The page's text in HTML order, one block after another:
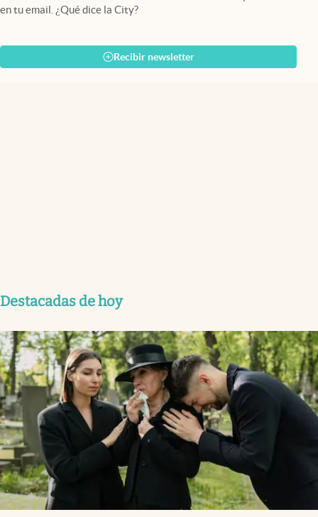
en tu email. ¿Qué dice la City?
Recibir newsletter
Destacadas de hoy